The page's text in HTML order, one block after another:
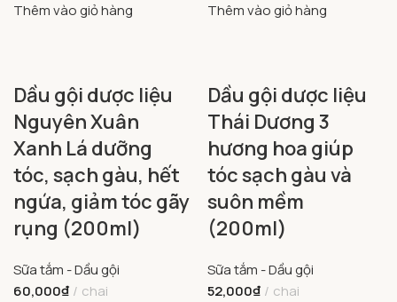
Thêm vào giỏ hàng
Thêm vào giỏ hàng
Dầu gội dược liệu
Nguyên Xuân
Xanh Lá dưỡng
tóc, sạch gàu, hết
ngứa, giảm tóc gãy
rụng (200ml)
Sữa tắm - Dầu gội
60,000₫
chai
Dầu gội dược liệu
Thái Dương 3
hương hoa giúp
tóc sạch gàu và
suôn mềm
(200ml)
Sữa tắm - Dầu gội
52,000₫
chai